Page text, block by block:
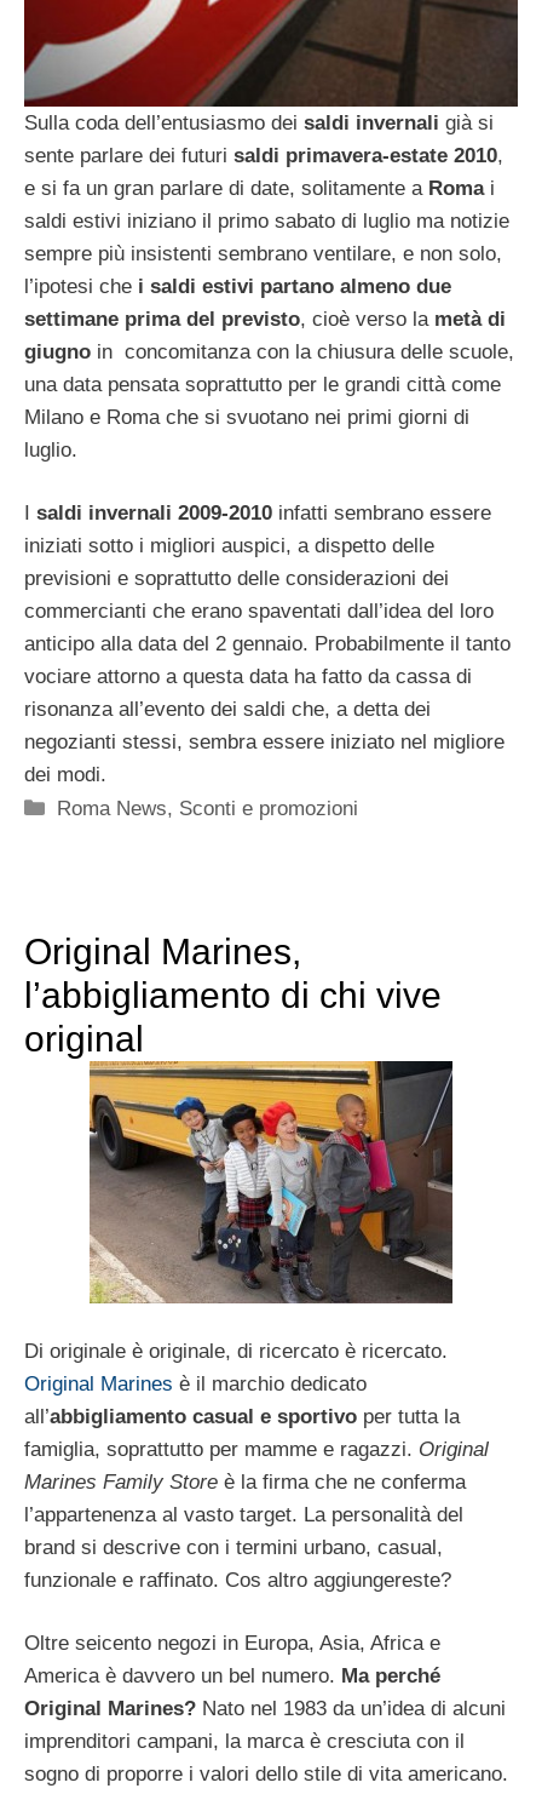
Sulla coda dell’entusiasmo dei saldi invernali già si
sente parlare dei futuri saldi primavera-estate 2010,
e si fa un gran parlare di date, solitamente a Romai
saldi estivi iniziano il primo sabato di luglio ma notizie
sempre più insistenti sembrano ventilare, e non solo,
l’ipotesi che i saldi estivi partano almeno due
settimane prima del previsto, cioè verso la metà di
giugno in concomitanza con la chiusura delle scuole,
una data pensata soprattutto per le grandi città come
Milano e Roma che si svuotano nei primi giorni di
luglio.
I saldi invernali 2009-2010 infatti sembrano essere
iniziati sotto i migliori auspici, a dispetto delle
previsioni e soprattutto delle considerazioni dei
commercianti che erano spaventati dall’idea del loro
anticipo alla data del 2 gennaio. Probabilmente il tanto
vociare attorno a questa data ha fatto da cassa di
risonanza all’evento dei saldi che, a detta dei
negozianti stessi, sembra essere iniziato nel migliore
dei modi.
Categorie
Roma News, Sconti e promozioni
Original Marines,
l’abbigliamento di chi vive
original
Di originale è originale, di ricercato è ricercato.
Original Marines è il marchio dedicato
all’abbigliamento casual e sportivo per tutta la
famiglia, soprattutto per mamme e ragazzi. Original
Marines Family Store è la firma che ne conferma
l’appartenenza al vasto target. La personalità del
brand si descrive con i termini urbano, casual,
funzionale e raffinato. Cos altro aggiungereste?
Oltre seicento negozi in Europa, Asia, Africa e
America è davvero un bel numero. Ma perché
Original Marines? Nato nel 1983 da un’idea di alcuni
imprenditori campani, la marca è cresciuta con il
sogno di proporre i valori dello stile di vita americano.